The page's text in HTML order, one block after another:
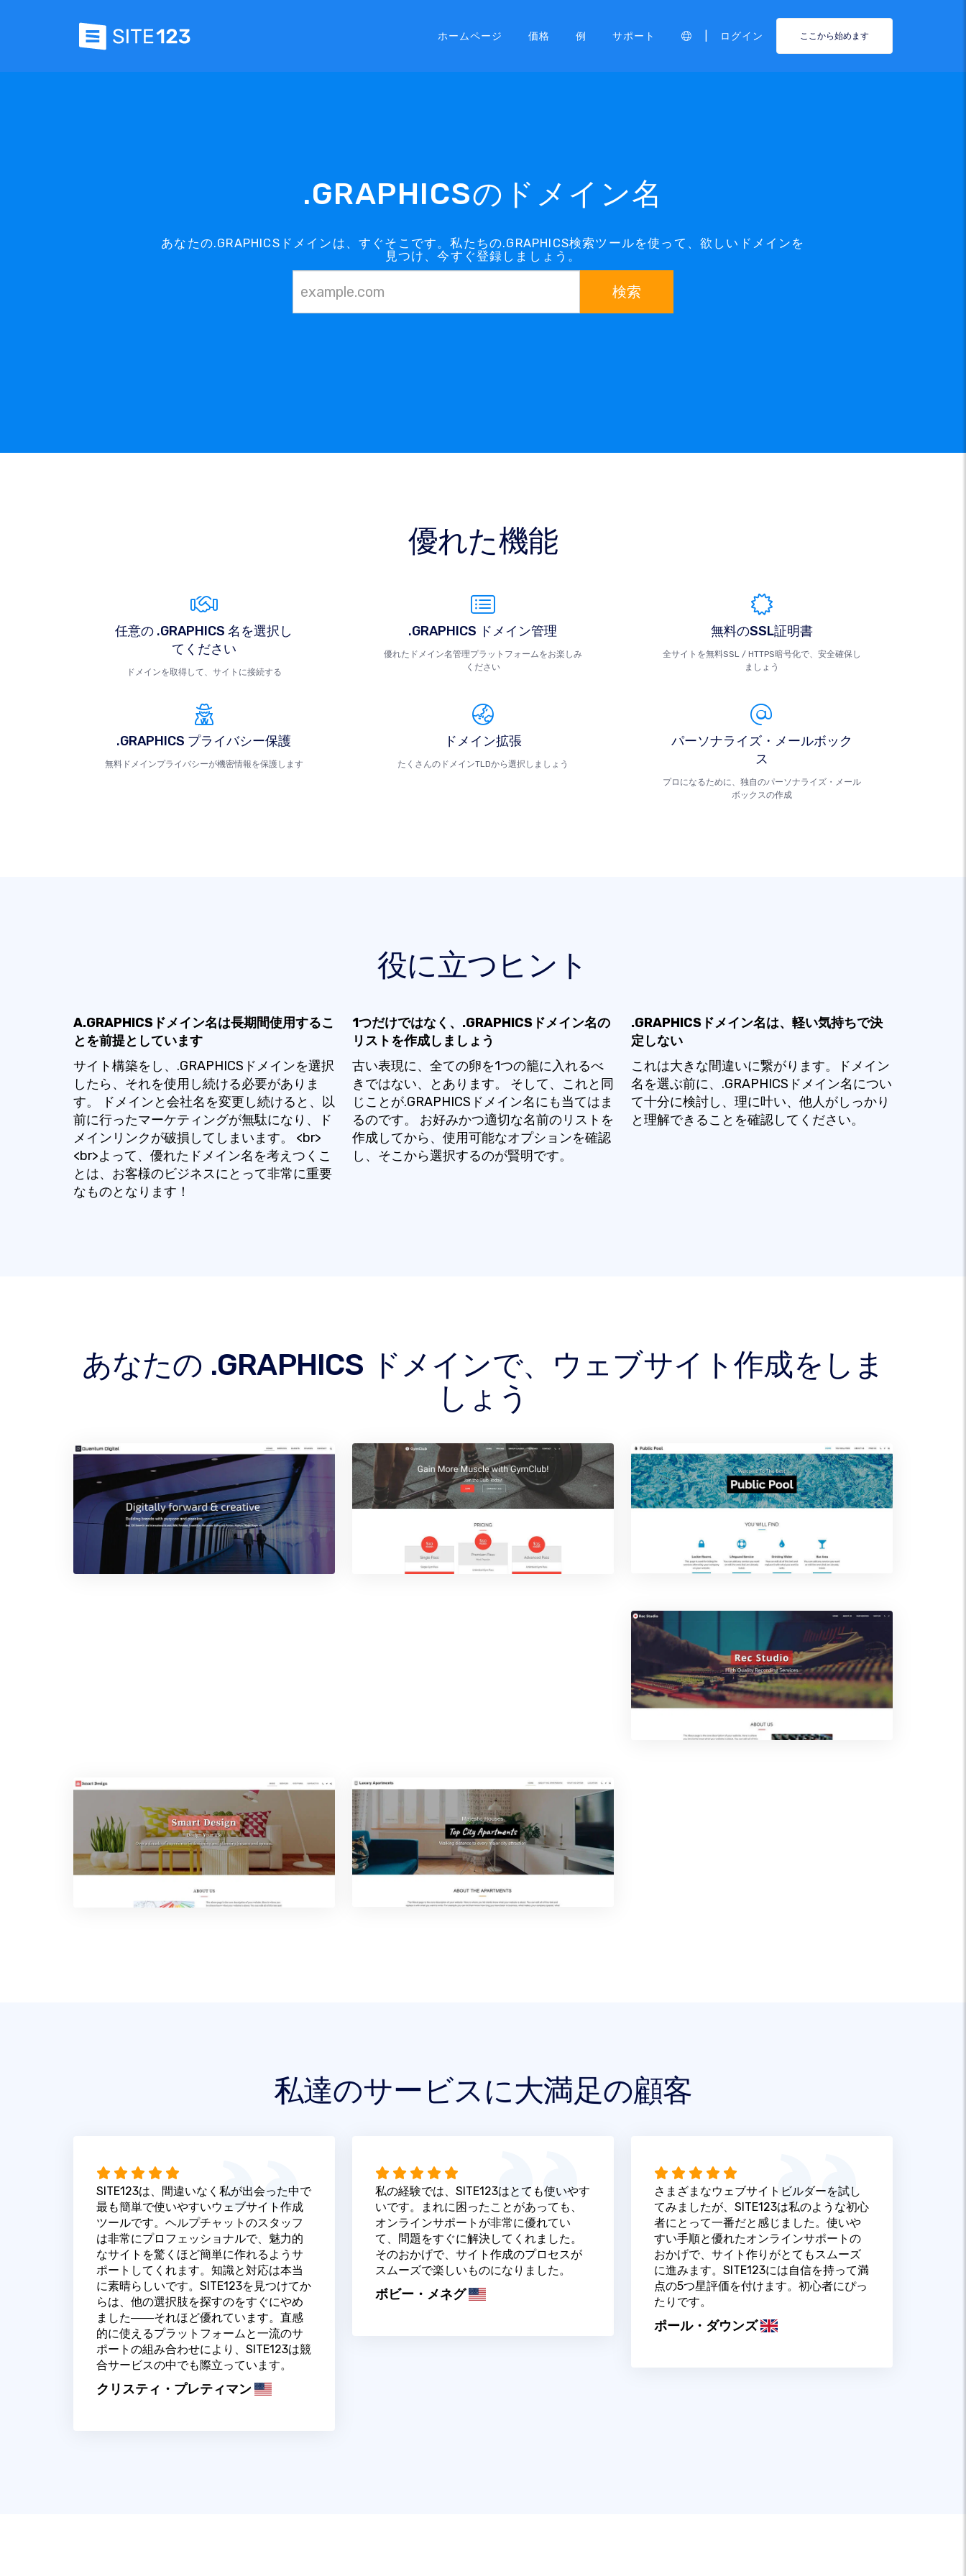
ホームページ 価格 例 サポート ログイン ここから始めます
.GRAPHICSのドメイン名
あなたの.GRAPHICSドメインは、すぐそこです。私たちの.GRAPHICS検索ツールを使って、欲しいドメインを
見つけ、今すぐ登録しましょう。
検索
優れた機能
任意の .GRAPHICS 名を選択し
てください
ドメインを取得して、サイトに接続する
.GRAPHICS ドメイン管理
優れたドメイン名管理プラットフォームをお楽しみ
ください
無料のSSL証明書
全サイトを無料SSL / HTTPS暗号化で、安全確保し
ましょう
.GRAPHICS プライバシー保護
無料ドメインプライバシーが機密情報を保護します
ドメイン拡張
たくさんのドメインTLDから選択しましょう
パーソナライズ・メールボック
ス
プロになるために、独自のパーソナライズ・メール
ボックスの作成
役に立つヒント
A.GRAPHICSドメイン名は長期間使用するこ
とを前提としています
サイト構築をし、.GRAPHICSドメインを選択
したら、それを使用し続ける必要がありま
す。 ドメインと会社名を変更し続けると、以
前に行ったマーケティングが無駄になり、ド
メインリンクが破損してしまいます。 <br>
<br>よって、優れたドメイン名を考えつくこ
とは、お客様のビジネスにとって非常に重要
なものとなります！
1つだけではなく、.GRAPHICSドメイン名の
リストを作成しましょう
古い表現に、全ての卵を1つの籠に入れるべ
きではない、とあります。 そして、これと同
じことが.GRAPHICSドメイン名にも当てはま
るのです。 お好みかつ適切な名前のリストを
作成してから、使用可能なオプションを確認
し、そこから選択するのが賢明です。
.GRAPHICSドメイン名は、軽い気持ちで決
定しない
これは大きな間違いに繋がります。ドメイン
名を選ぶ前に、.GRAPHICSドメイン名につい
て十分に検討し、理に叶い、他人がしっかり
と理解できることを確認してください。
あなたの .GRAPHICS ドメインで、ウェブサイト作成をしま
しょう
私達のサービスに大満足の顧客
SITE123は、間違いなく私が出会った中で
最も簡単で使いやすいウェブサイト作成
ツールです。ヘルプチャットのスタッフ
は非常にプロフェッショナルで、魅力的
なサイトを驚くほど簡単に作れるようサ
ポートしてくれます。知識と対応は本当
に素晴らしいです。SITE123を見つけてか
らは、他の選択肢を探すのをすぐにやめ
ました――それほど優れています。直感
的に使えるプラットフォームと一流のサ
ポートの組み合わせにより、SITE123は競
合サービスの中でも際立っています。
クリスティ・プレティマン
私の経験では、SITE123はとても使いやす
いです。まれに困ったことがあっても、
オンラインサポートが非常に優れてい
て、問題をすぐに解決してくれました。
そのおかげで、サイト作成のプロセスが
スムーズで楽しいものになりました。
ボビー・メネグ
さまざまなウェブサイトビルダーを試し
てみましたが、SITE123は私のような初心
者にとって一番だと感じました。使いや
すい手順と優れたオンラインサポートの
おかげで、サイト作りがとてもスムーズ
に進みます。SITE123には自信を持って満
点の5つ星評価を付けます。初心者にぴっ
たりです。
ポール・ダウンズ